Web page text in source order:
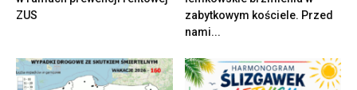
ZUS
zabytkowym kościele. Przed
nami...